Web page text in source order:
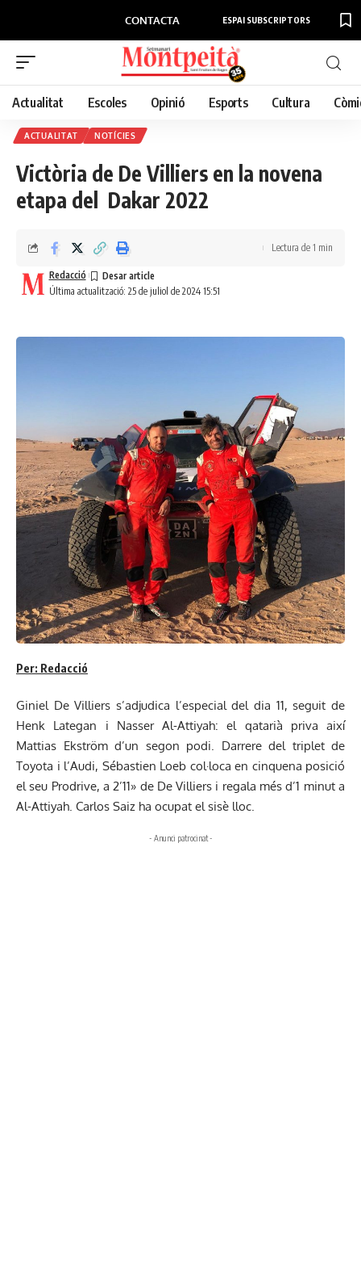
CONTACTA ESPAI SUBSCRIPTORS
Actualitat Escoles Opinió Esports Cultura
ACTUALITAT NOTÍCIES
Victòria de De Villiers en la novena
etapa del Dakar 2022
Última actualització: 25 de juliol de 2024 15:51
Redacció
Lectura de 1 min
Per: Redacció
Giniel De Villiers s’adjudica l’especial del dia 11, seguit de
Henk Lategan i Nasser Al-Attiyah: el qatarià priva així
Mattias Ekström d’un segon podi. Darrere del triplet de
Toyota i l’Audi, Sébastien Loeb col·loca en cinquena posició
el seu Prodrive, a 2’11» de De Villiers i regala més d’1 minut a
Al-Attiyah. Carlos Saiz ha ocupat el sisè lloc.
- Anunci patrocinat -